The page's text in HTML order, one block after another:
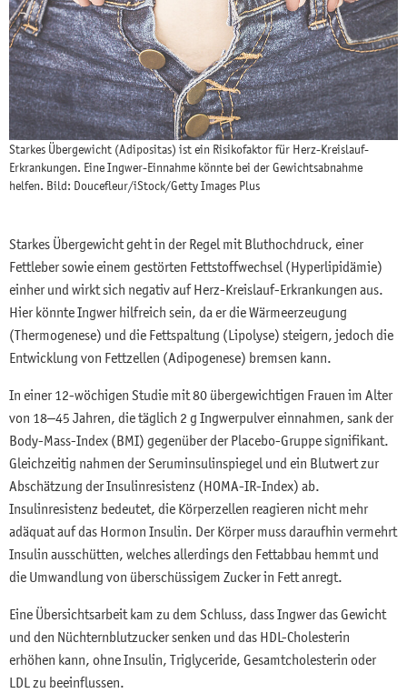
Starkes Übergewicht (Adipositas) ist ein Risikofaktor für Herz-Kreislauf-
Erkrankungen. Eine Ingwer-Einnahme könnte bei der Gewichtsabnahme
helfen. Bild: Doucefleur/iStock/Getty Images Plus
Starkes Übergewicht geht in der Regel mit Bluthochdruck, einer
Fettleber sowie einem gestörten Fettstoffwechsel (Hyperlipidämie)
einher und wirkt sich negativ auf Herz-Kreislauf-Erkrankungen aus.
Hier könnte Ingwer hilfreich sein, da er die Wärmeerzeugung
(Thermogenese) und die Fettspaltung (Lipolyse) steigern, jedoch die
Entwicklung von Fettzellen (Adipogenese) bremsen kann.
In einer 12-wöchigen Studie mit 80 übergewichtigen Frauen im Alter
von 18–45 Jahren, die täglich 2 g Ingwerpulver einnahmen, sank der
Body-Mass-Index (BMI) gegenüber der Placebo-Gruppe signifikant.
Gleichzeitig nahmen der Seruminsulinspiegel und ein Blutwert zur
Abschätzung der Insulinresistenz (HOMA-IR-Index) ab.
Insulinresistenz bedeutet, die Körperzellen reagieren nicht mehr
adäquat auf das Hormon Insulin. Der Körper muss daraufhin vermehrt
Insulin ausschütten, welches allerdings den Fettabbau hemmt und
die Umwandlung von überschüssigem Zucker in Fett anregt.
Eine Übersichtsarbeit kam zu dem Schluss, dass Ingwer das Gewicht
und den Nüchternblutzucker senken und das HDL-Cholesterin
erhöhen kann, ohne Insulin, Triglyceride, Gesamtcholesterin oder
LDL zu beeinflussen.